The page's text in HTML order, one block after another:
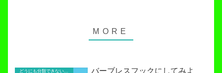
バーブレスフックにしてみよ